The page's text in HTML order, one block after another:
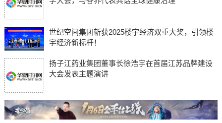
世纪空间集团斩获2025楼宇经济双重大奖，引领楼
宇经济新标杆！
扬子江药业集团董事长徐浩宇在首届江苏品牌建设
大会发表主题演讲